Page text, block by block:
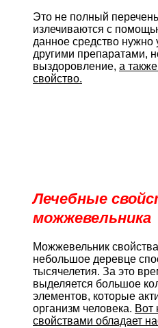
Это не полный
излечиваются с
данное средство нужно
другими препаратами,
выздоровление, а
свойство.
Лечебные
можжевельника
Можжевельник
небольшое деревце
тысячелетия. За это
выделяется большое
элементов, которые
организм человека. Вот
свойствами обладает